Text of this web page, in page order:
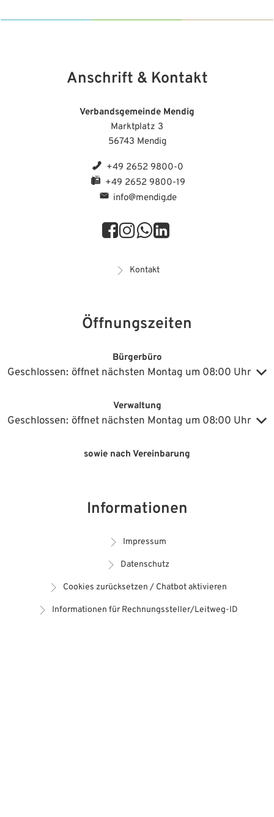
Anschrift & Kontakt
Verbandsgemeinde Mendig
Marktplatz 3
56743 Mendig
+49 2652 9800-0
+49 2652 9800-19
info@mendig.de
Kontakt
Öffnungszeiten
Bürgerbüro
Klicken, um weitere Öffnungs- oder Schließzeiten auszublenden
Geschlossen: öffnet nächsten Montag um 08:00 Uhr
Verwaltung
Klicken, um weitere Öffnungs- oder Schließzeiten auszublenden
Geschlossen: öffnet nächsten Montag um 08:00 Uhr
sowie nach Vereinbarung
Informationen
Impressum
Datenschutz
Cookies zurücksetzen / Chatbot aktivieren
Informationen für Rechnungssteller/Leitweg-ID